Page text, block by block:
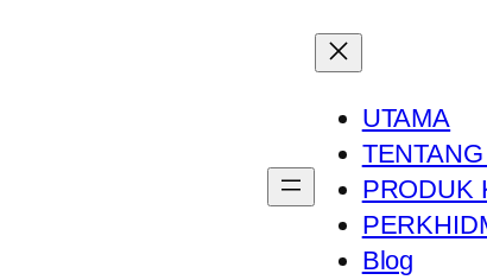
UTAMA
PRODUK
Blog